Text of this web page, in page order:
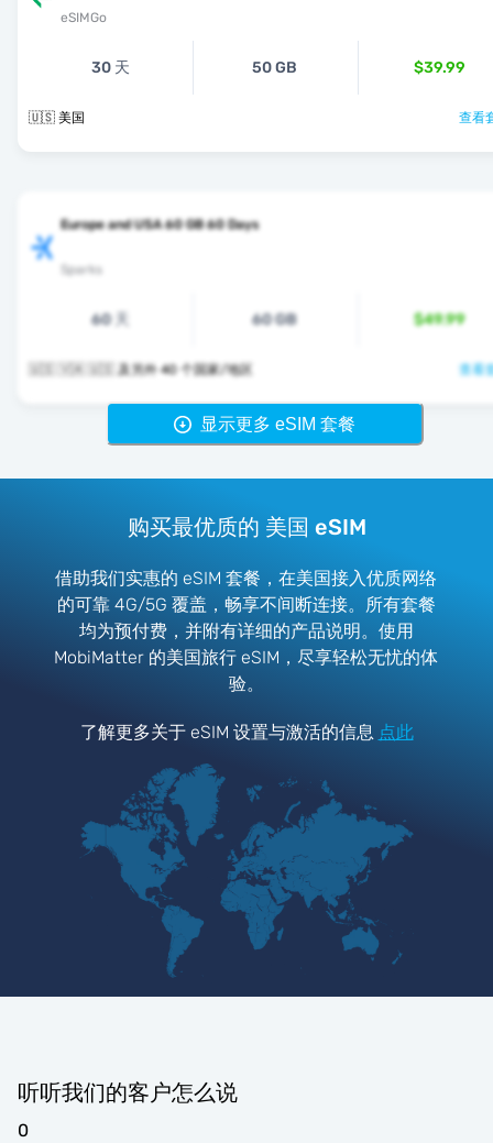
eSIMGo
30 天 50 GB $39.99
🇺🇸 美国 查看
Europe and USA 60 GB 60 Days
Sparks
60 天 60 GB $49.99
🇺🇸 🇻🇦 🇺🇸 及另外 40 个国家/地区 查看
显示更多 eSIM 套餐
购买最优质的 美国 eSIM
借助我们实惠的 eSIM 套餐，在美国接入优质网络
的可靠 4G/5G 覆盖，畅享不间断连接。所有套餐
均为预付费，并附有详细的产品说明。使用
MobiMatter 的美国旅行 eSIM，尽享轻松无忧的体
验。
了解更多关于 eSIM 设置与激活的信息 点此
听听我们的客户怎么说
0